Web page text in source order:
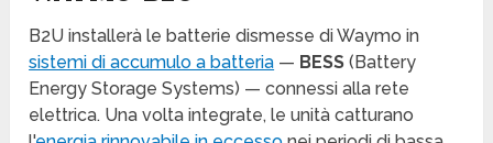
B2U installerà le batterie dismesse di Waymo in
sistemi di accumulo a batteria — BESS (Battery
Energy Storage Systems) — connessi alla rete
elettrica. Una volta integrate, le unità catturano